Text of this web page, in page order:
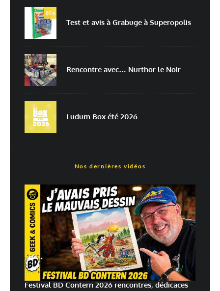
Prévenez-moi de tous les nouveaux commentaires par e-mail.
Prévenez-moi de tous les nouveaux articles par e-mail.
traitées
80%
Test et avis à Grabuge à Superopolis
Rencontre avec… Nurthor le Noir
Ludum Box été 2026
Nos dernières vidéos
Festival BD Contern 2026 rencontres, dédicaces